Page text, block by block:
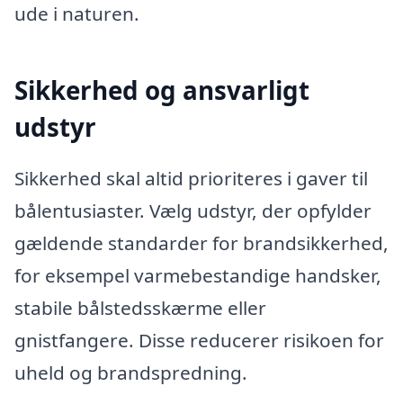
ude i naturen.
Sikkerhed og ansvarligt
udstyr
Sikkerhed skal altid prioriteres i gaver til
bålentusiaster. Vælg udstyr, der opfylder
gældende standarder for brandsikkerhed,
for eksempel varmebestandige handsker,
stabile bålstedsskærme eller
gnistfangere. Disse reducerer risikoen for
uheld og brandspredning.